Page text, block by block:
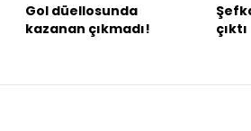
Gol düellosunda
kazanan çıkmadı!
çıktı